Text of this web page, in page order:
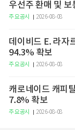
우선주 환매 및 보
주요공시 2026-08-08
데이비드 E. 라자
94.3% 확보
주요공시 2026-08-08
캐로네이드 캐피
7.8% 확보
주요공시 2026-08-08